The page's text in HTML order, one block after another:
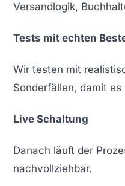
Versandlogik,
Tests mit echten
Wir testen mit
Sonderfällen, damit
Live Schaltung
Danach läuft der
nachvollziehbar.